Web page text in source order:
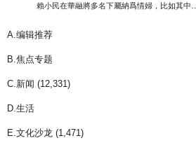
賴小民在華融將多名下屬納爲情婦，比如其中…
A.编辑推荐
B.焦点专题
C.新闻 (12,331)
D.生活
E.文化沙龙 (1,471)